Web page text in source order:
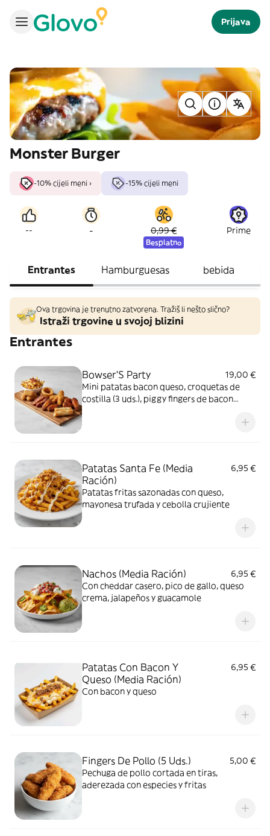
Prijava
Monster Burger
-10% cijeli meni › -15% cijeli meni
-- - 0,99 €
Besplatno
Prime
Entrantes Hamburguesas bebida
Ova trgovina je trenutno zatvorena. Tražiš li nešto slično?
Istraži trgovine u svojoj blizini
Entrantes
Bowser'S Party
19,00 €
Mini patatas bacon queso, croquetas de
costilla (3 uds.), piggy fingers de bacon
Patatas Santa Fe (Media
Ración)
6,95 €
Patatas fritas sazonadas con queso,
mayonesa trufada y cebolla crujiente
Nachos (Media Ración)
6,95 €
Con cheddar casero, pico de gallo, queso
crema, jalapeños y guacamole
Patatas Con Bacon Y
Queso (Media Ración)
6,95 €
Con bacon y queso
Fingers De Pollo (5 Uds.)
5,00 €
Pechuga de pollo cortada en tiras,
aderezada con especies y fritas